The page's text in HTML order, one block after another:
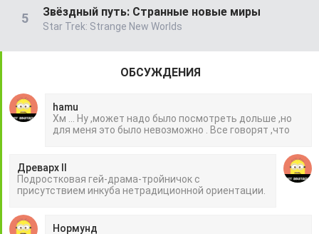
Звёздный путь: Странные новые миры
Star Trek: Strange New Worlds
ОБСУЖДЕНИЯ
hamu
Хм ... Ну ,может надо было посмотреть дольше ,но
для меня это было невозможно . Все говорят ,что
Древарх II
Подростковая гей-драма-тройничок с
присутствием инкуба нетрадиционной ориентации.
Нормунд